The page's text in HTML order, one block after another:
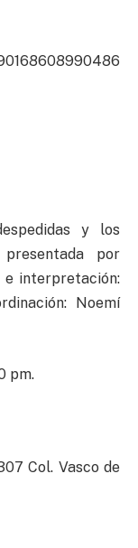
y los
por
e interpretación:
Noemí
pm.
Col. Vasco de